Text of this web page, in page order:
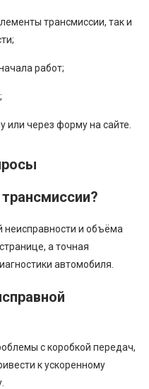
трансмиссии, так и
работ;
или через форму на сайте.
неисправности и объёма
а точная
автомобиля.
с коробкой передач,
к ускоренному